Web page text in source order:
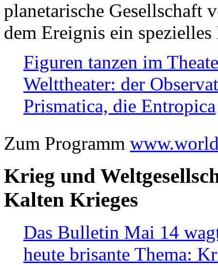
planetarische Gesellschaft
dem Ereignis ein
Figuren tanzen im
Welttheater: der
Prismatica, die Entropica
Zum Programm
Krieg und
Kalten Krieges
Das Bulletin Mai 14
heute brisante Thema: